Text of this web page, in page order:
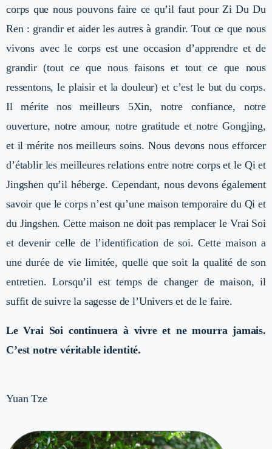
corps que nous pouvons faire ce qu’il faut pour Zi Du Du
Ren : grandir et aider les autres à grandir. Tout ce que nous
vivons avec le corps est une occasion d’apprendre et de
grandir (tout ce que nous faisons et tout ce que nous
ressentons, le plaisir et la douleur) et c’est le but du corps.
Il mérite nos meilleurs 5Xin, notre confiance, notre
ouverture, notre amour, notre gratitude et notre Gongjing,
et il mérite nos meilleurs soins. Nous devons nous efforcer
d’établir les meilleures relations entre notre corps et le Qi et
Jingshen qu’il héberge. Cependant, nous devons également
savoir que le corps n’est qu’une maison temporaire du Qi et
du Jingshen. Cette maison ne doit pas remplacer le Vrai Soi
et devenir celle de l’identification de soi. Cette maison a
une durée de vie limitée, quelle que soit la qualité de son
entretien. Lorsqu’il est temps de changer de maison, il
suffit de suivre la sagesse de l’Univers et de le faire.
Le Vrai Soi continuera à vivre et ne mourra jamais.
C’est notre véritable identité.
Yuan Tze